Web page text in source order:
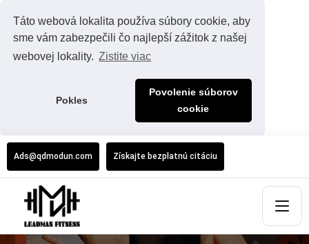
Táto webová lokalita používa súbory cookie, aby
sme vám zabezpečili čo najlepší zážitok z našej
webovej lokality. Zistite viac
Pokles
Povolenie súborov
cookie
Ads@qdmodun.com Získajte bezplatnú citáciu